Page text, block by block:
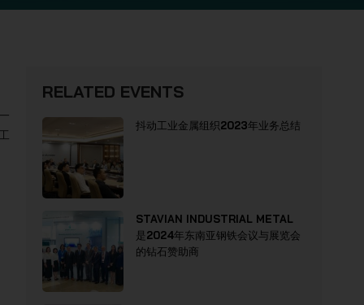
RELATED EVENTS
抖动工业金属组织2023年业务总结
STAVIAN INDUSTRIAL METAL
是2024年东南亚钢铁会议与展览会
的钻石赞助商